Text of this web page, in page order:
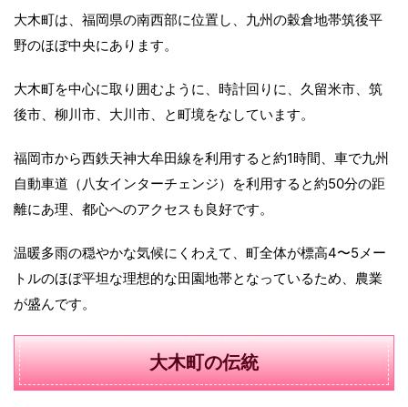
大木町は、福岡県の南西部に位置し、九州の穀倉地帯筑後平
野のほぼ中央にあります。
大木町を中心に取り囲むように、時計回りに、久留米市、筑
後市、柳川市、大川市、と町境をなしています。
福岡市から西鉄天神大牟田線を利用すると約1時間、車で九州
自動車道（八女インターチェンジ）を利用すると約50分の距
離にあ理、都心へのアクセスも良好です。
温暖多雨の穏やかな気候にくわえて、町全体が標高4〜5メー
トルのほぼ平坦な理想的な田園地帯となっているため、農業
が盛んです。
大木町の伝統